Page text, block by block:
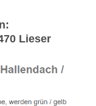
Lieser